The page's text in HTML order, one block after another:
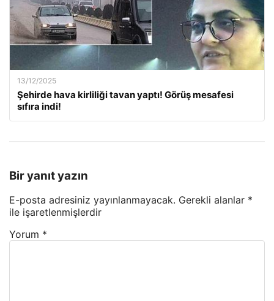
13/12/2025
Şehirde hava kirliliği tavan yaptı! Görüş mesafesi
sıfıra indi!
Bir yanıt yazın
E-posta adresiniz yayınlanmayacak. Gerekli alanlar *
ile işaretlenmişlerdir
Yorum *